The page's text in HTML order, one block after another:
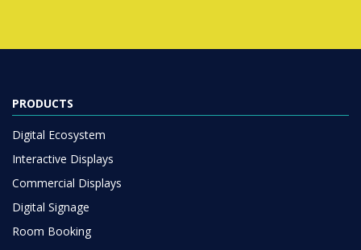
PRODUCTS
Digital Ecosystem
Interactive Displays
Commercial Displays
Digital Signage
Room Booking